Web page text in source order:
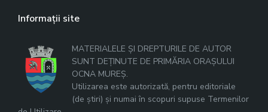
Informații site
MATERIALELE ȘI DREPTURILE DE AUTOR
SUNT DEȚINUTE DE PRIMĂRIA ORAȘULUI
OCNA MUREȘ.
Utilizarea este autorizată, pentru editoriale
(de știri) și numai în scopuri supuse Termenilor